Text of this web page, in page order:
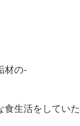
材の-
生活をしていた